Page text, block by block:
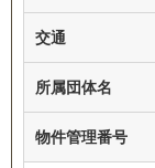
交通
所属団体名
物件管理番号